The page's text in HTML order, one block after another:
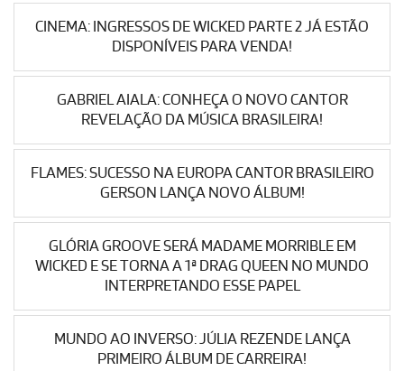
CINEMA: INGRESSOS DE WICKED PARTE 2 JÁ ESTÃO
DISPONÍVEIS PARA VENDA!
GABRIEL AIALA: CONHEÇA O NOVO CANTOR
REVELAÇÃO DA MÚSICA BRASILEIRA!
FLAMES: SUCESSO NA EUROPA CANTOR BRASILEIRO
GERSON LANÇA NOVO ÁLBUM!
GLÓRIA GROOVE SERÁ MADAME MORRIBLE EM
WICKED E SE TORNA A 1ª DRAG QUEEN NO MUNDO
INTERPRETANDO ESSE PAPEL
MUNDO AO INVERSO: JÚLIA REZENDE LANÇA
PRIMEIRO ÁLBUM DE CARREIRA!